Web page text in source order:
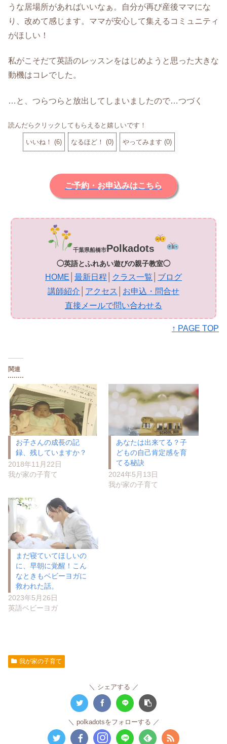
うな居場所があればいいなぁ。自分が再び産後ママにな
り、改めて感じます。ママが安心して集えるコミュニティ
がほしい！
私がこそだて英語のレッスンをはじめようと思った大きな
動機はコレでした。
…と、つらつらと放出してしまいましたので…つづく
読んだらクリックしてもらえると嬉しいです！
いいね！ (6) なるほど！ (0) やってみます (0)
ご予約・お申込みはこちら
千葉県船橋市Polkadots
◯英語とふれあい遊びの親子教室◯
HOME 最新日程 クラス一覧
ブログ
講師紹介
アクセス
お申込・問合せ
直接メールで問い合わせる
↑ PAGE TOP
関連
お子さんの成長の記
録、残していますか？
2018年11月22日
我が家の子育て
あなたは出来てる？子
どもの自己肯定感を育
てる秘訣
2024年5月13日
我が家の子育て
まだ寝ていてほしいの
に、早朝に覚醒！こん
なときもベビーヨガに
救われた話。
2023年5月26日
英語ベビーヨガ
我が家の子育て
シェアする
polkadotsをフォローする